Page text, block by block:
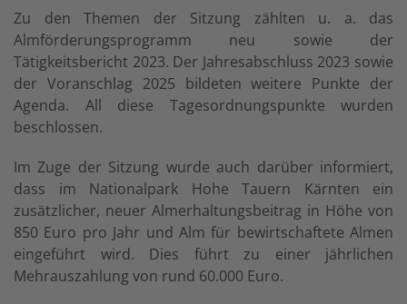
Zu den Themen der Sitzung zählten u. a. das
Almförderungsprogramm neu sowie der
Tätigkeitsbericht 2023. Der Jahresabschluss 2023 sowie
der Voranschlag 2025 bildeten weitere Punkte der
Agenda. All diese Tagesordnungspunkte wurden
beschlossen.
Im Zuge der Sitzung wurde auch darüber informiert,
dass im Nationalpark Hohe Tauern Kärnten ein
zusätzlicher, neuer Almerhaltungsbeitrag in Höhe von
850 Euro pro Jahr und Alm für bewirtschaftete Almen
eingeführt wird. Dies führt zu einer jährlichen
Mehrauszahlung von rund 60.000 Euro.